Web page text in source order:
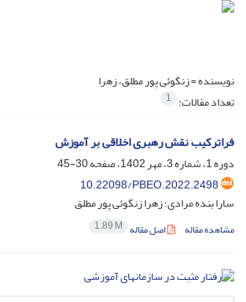
نویسنده =زنگوئی پور مطلق، زهرا
تعداد مقالات: 1
فراترکیب نقش رهبری اخلاقی بر آموزش
دوره 1، شماره 3، مهر 1402، صفحه
30-45
10.22098/PBEO.2022.2498
سارا بنده مرادی؛ زهرا زنگوئی پور مطلق
مشاهده مقاله اصل مقاله 1.89 M